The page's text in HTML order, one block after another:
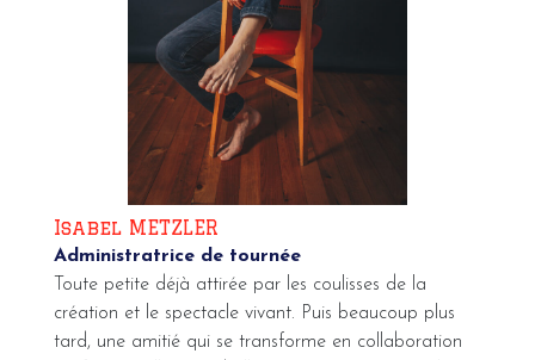
Isabel METZLER
Administratrice de tournée
Toute petite déjà attirée par les coulisses de la
création et le spectacle vivant. Puis beaucoup plus
tard, une amitié qui se transforme en collaboration